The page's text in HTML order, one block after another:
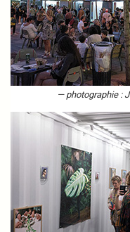
— photographie :